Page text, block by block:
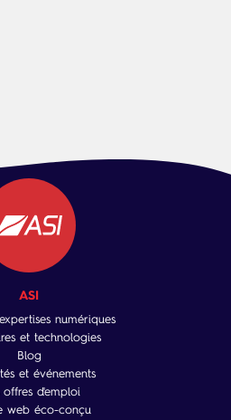
ASI
numériques
et technologies
Blog
et événements
offres d'emploi
web éco-conçu